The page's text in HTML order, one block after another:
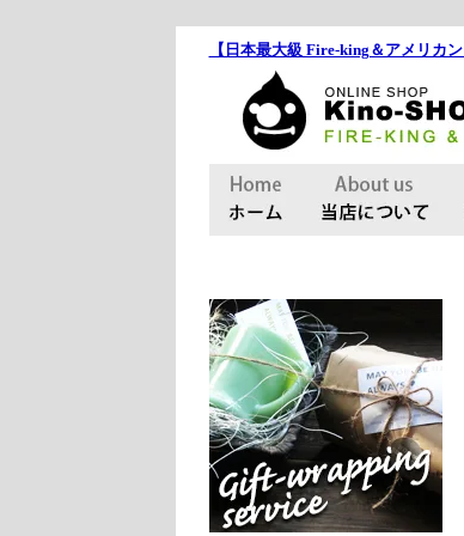
【日本最大級 Fire-king＆アメリカ